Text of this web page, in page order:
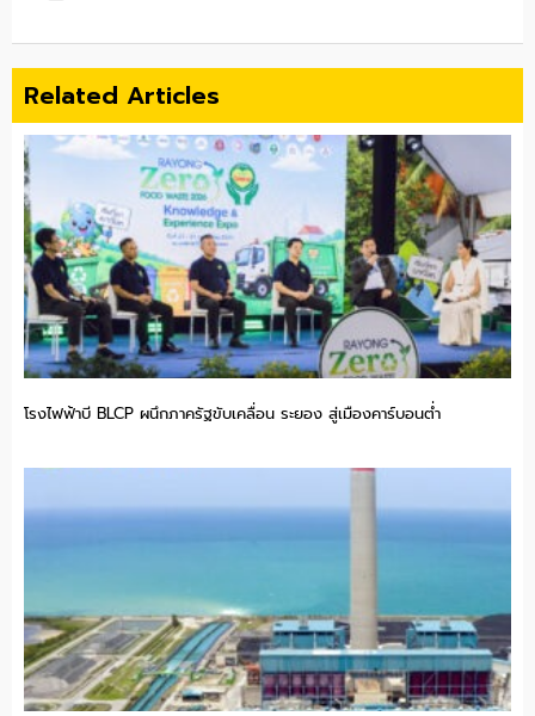
Related Articles
โรงไฟฟ้าบี BLCP ผนึกภาครัฐขับเคลื่อน ระยอง สู่เมืองคาร์บอนต่ำ